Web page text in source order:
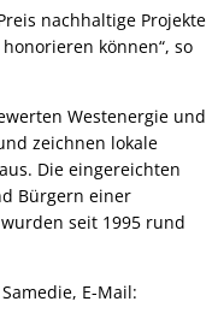
nachhaltige Projekte
können“, so
Westenergie und
zeichnen lokale
aus. Die eingereichten
Bürgern einer
seit 1995 rund
E-Mail: